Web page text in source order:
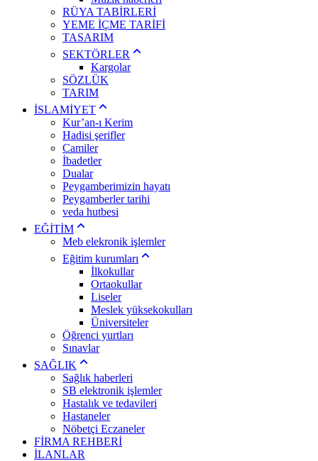
RÜYA TABİRLERİ
YEME İÇME TARİFİ
TASARIM
SEKTÖRLER
Kargolar
SÖZLÜK
TARIM
İSLAMİYET
Kur’an-ı Kerim
Hadisi şerifler
Camiler
İbadetler
Dualar
Peygamberimizin hayatı
Peygamberler tarihi
veda hutbesi
EĞİTİM
Meb elekronik işlemler
Eğitim kurumları
İlkokullar
Ortaokullar
Liseler
Meslek yüksekokulları
Üniversiteler
Öğrenci yurtları
Sınavlar
SAĞLIK
Sağlık haberleri
SB elektronik işlemler
Hastalık ve tedavileri
Hastaneler
Nöbetçi Eczaneler
FİRMA REHBERİ
İLANLAR